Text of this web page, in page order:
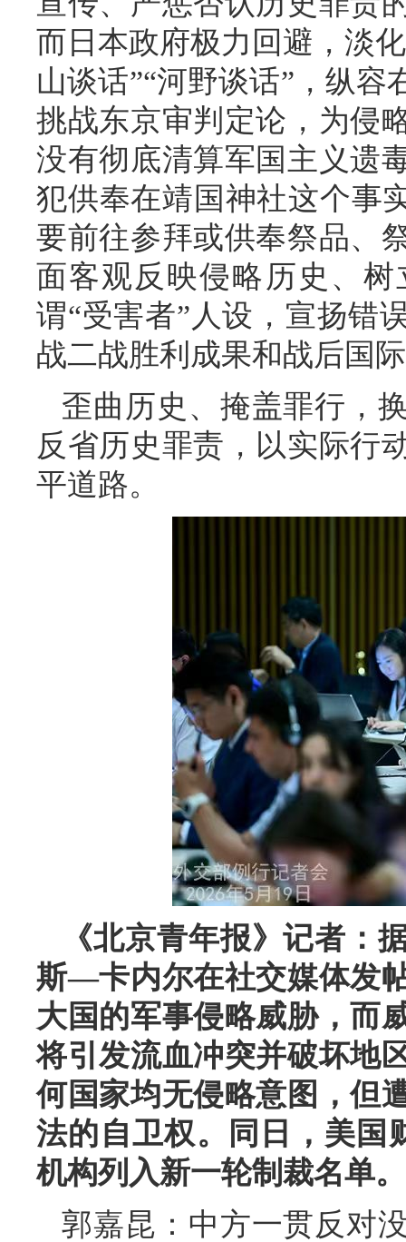
而日本政府极力回避，淡
山谈话”“河野谈话”，纵
挑战东京审判定论，为侵
没有彻底清算军国主义遗
犯供奉在靖国神社这个事
要前往参拜或供奉祭品、
面客观反映侵略历史、
谓“受害者”人设，宣扬错
战二战胜利成果和战后国
歪曲历史、掩盖罪行，
反省历史罪责，以实际行
平道路。
《北京青年报》记者：
斯—卡内尔在社交媒体发
大国的军事侵略威胁，而
将引发流血冲突并破坏地
何国家均无侵略意图，但
法的自卫权。同日，美国
机构列入新一轮制裁名单
郭嘉昆：中方一贯反对